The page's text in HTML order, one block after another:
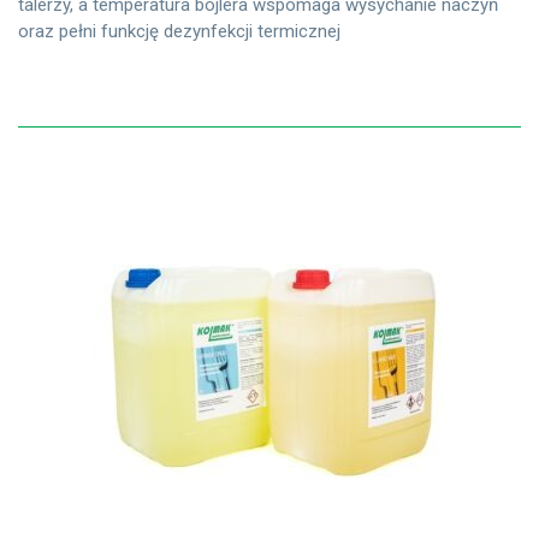
talerzy, a temperatura bojlera wspomaga wysychanie naczyń
oraz pełni funkcję dezynfekcji termicznej